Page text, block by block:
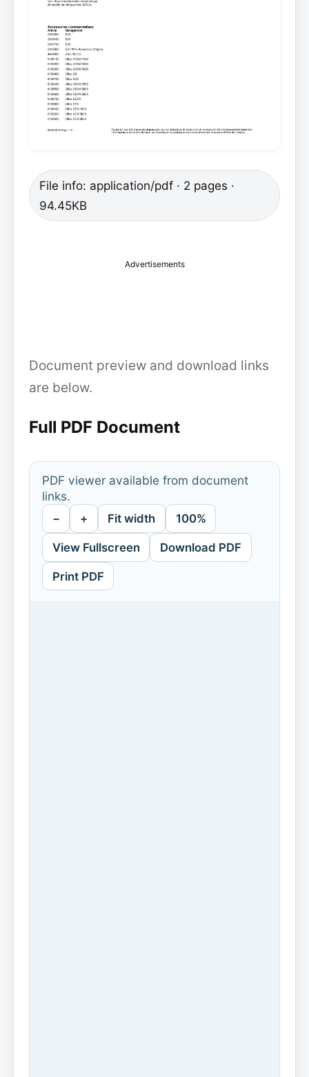
File info: application/pdf · 2 pages ·
94.45KB
Advertisements
Document preview and download links
are below.
Full PDF Document
PDF viewer available from document
links.
− + Fit width 100%
View Fullscreen Download PDF
Print PDF